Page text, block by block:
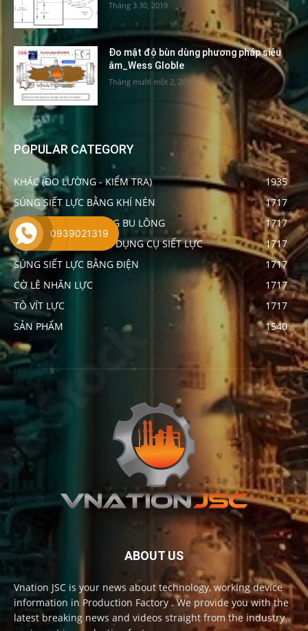
Tháng 3 30, 2019
Đo mật độ bùn dùng phương pháp siêu
âm_Wess Globle
Tháng mười một 2, 2017
POPULAR CATEGORY
KHÁC (ĐO LƯỜNG - KIỂM TRA)
1935
SÚNG SIẾT LỰC BẰNG KHÍ NÉN
1717
THIẾT BỊ ĐO LỰC CĂNG BU LÔNG
1717
THIẾT BỊ HIỆU CHUẨN DỤNG CỤ SIẾT LỰC
1717
SÚNG SIẾT LỰC BẰNG ĐIỆN
1717
CỜ LÊ NHÂN LỰC
1717
TÔ VÍT LỰC
1717
SẢN PHẨM
1540
ABOUT US
Vnation JSC is your news about technology, working device
information in Production Factory . We provide you with the
latest breaking news and videos straight from the industry
0939021319